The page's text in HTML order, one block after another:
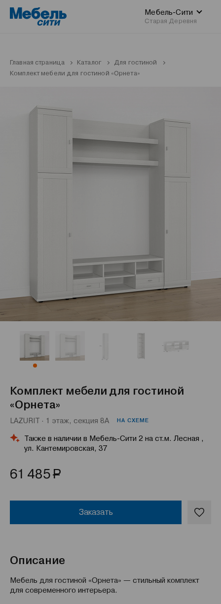
Мебель-Сити
Старая Деревня
Главная страница Каталог
Для гостиной
Комплект мебели для гостиной «Орнета»
Комплект мебели для гостиной
«Орнета»
LAZURIT · 1 этаж, секция 8А НА СХЕМЕ
Также в наличии в Мебель-Сити 2 на ст.м. Лесная ,
ул. Кантемировская, 37
61 485Р
Заказать
Описание
Мебель для гостиной «Орнета» — стильный комплект
для современного интерьера.